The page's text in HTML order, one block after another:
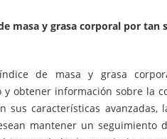
masa y grasa corporal por tan
de masa y grasa
obtener información sobre la
sus características avanzadas,
mantener un seguimiento